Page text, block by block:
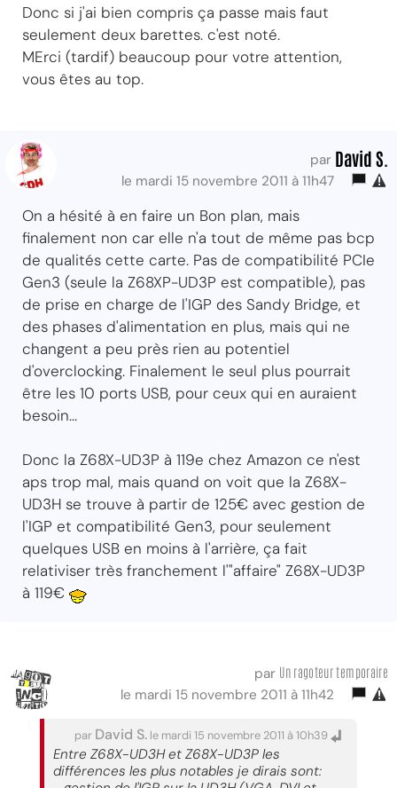
Donc si j'ai bien compris ça passe mais faut
seulement deux barettes. c'est noté.
MErci (tardif) beaucoup pour votre attention,
vous êtes au top.
par David S.
le mardi 15 novembre 2011 à 11h47
On a hésité à en faire un Bon plan, mais
finalement non car elle n'a tout de même pas bcp
de qualités cette carte. Pas de compatibilité PCIe
Gen3 (seule la Z68XP-UD3P est compatible), pas
de prise en charge de l'IGP des Sandy Bridge, et
des phases d'alimentation en plus, mais qui ne
changent a peu près rien au potentiel
d'overclocking. Finalement le seul plus pourrait
être les 10 ports USB, pour ceux qui en auraient
besoin...
Donc la Z68X-UD3P à 119e chez Amazon ce n'est
aps trop mal, mais quand on voit que la Z68X-
UD3H se trouve à partir de 125€ avec gestion de
l'IGP et compatibilité Gen3, pour seulement
quelques USB en moins à l'arrière, ça fait
relativiser très franchement l'"affaire" Z68X-UD3P
à 119€
par Un ragoteur temporaire
le mardi 15 novembre 2011 à 11h42
par David S. le mardi 15 novembre 2011 à 10h39
Entre Z68X-UD3H et Z68X-UD3P les
différences les plus notables je dirais sont: